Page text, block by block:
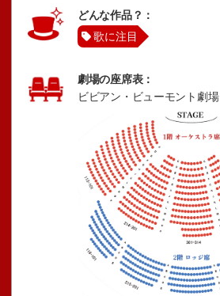
どんな作品？：
歌に注目
劇場の座席表：
ビビアン・ビューモント劇場